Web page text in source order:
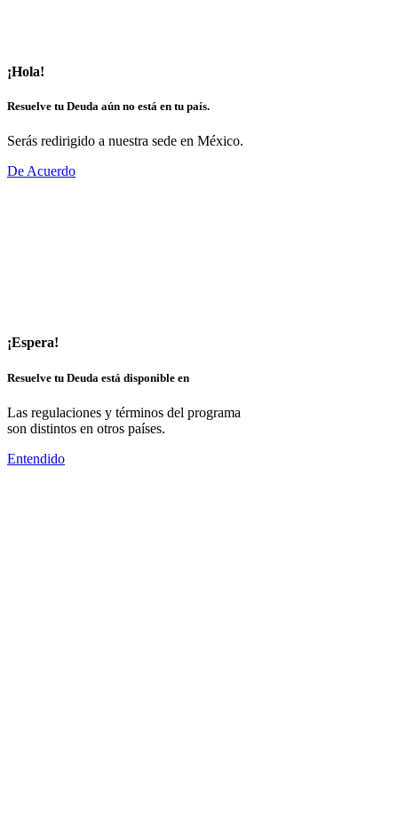
¡Hola!
Resuelve tu Deuda aún no está en tu país.
Serás redirigido a nuestra sede en México.
De Acuerdo
¡Espera!
Resuelve tu Deuda está disponible en
Las regulaciones y términos del programa
son distintos en otros países.
Entendido